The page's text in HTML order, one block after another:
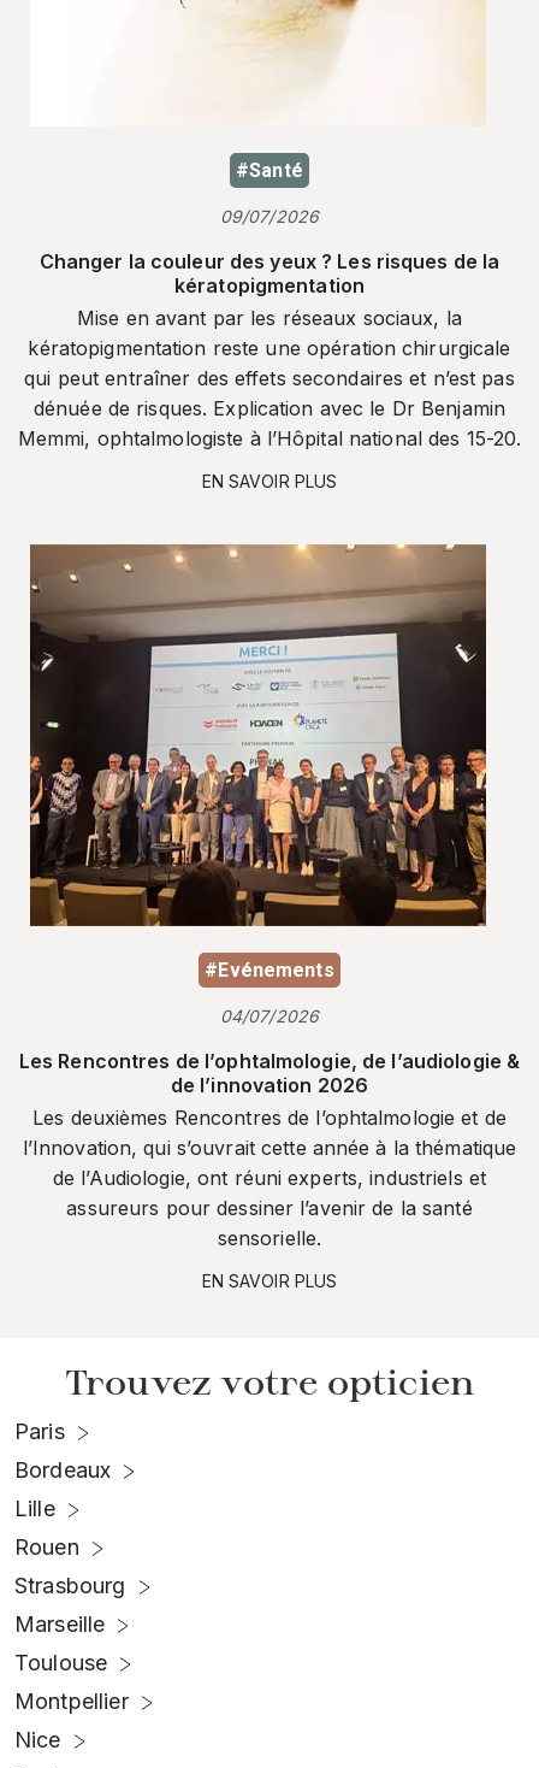
#Santé
09/07/2026
Changer la couleur des yeux ? Les risques de la
kératopigmentation
Mise en avant par les réseaux sociaux, la
kératopigmentation reste une opération chirurgicale
qui peut entraîner des effets secondaires et n’est pas
dénuée de risques. Explication avec le Dr Benjamin
Memmi, ophtalmologiste à l’Hôpital national des 15-20.
EN SAVOIR PLUS
#Evénements
04/07/2026
Les Rencontres de l’ophtalmologie, de l’audiologie &
de l’innovation 2026
Les deuxièmes Rencontres de l’ophtalmologie et de
l’Innovation, qui s’ouvrait cette année à la thématique
de l’Audiologie, ont réuni experts, industriels et
assureurs pour dessiner l’avenir de la santé
sensorielle.
EN SAVOIR PLUS
Trouvez votre opticien
Paris
Bordeaux
Lille
Rouen
Strasbourg
Marseille
Toulouse
Montpellier
Nice